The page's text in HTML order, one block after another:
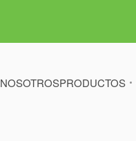
NOSOTROSPRODUCTOS